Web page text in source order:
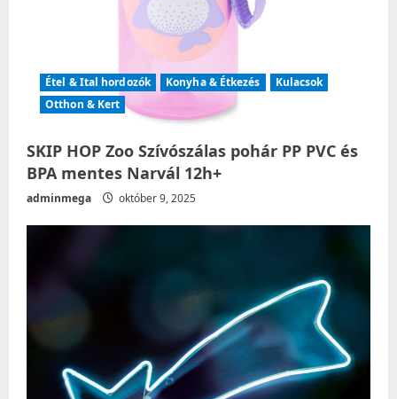
Étel & Ital hordozók Konyha & Étkezés
Kulacsok
Otthon & Kert
SKIP HOP Zoo Szívószálas pohár PP PVC és
BPA mentes Narvál 12h+
adminmega október 9, 2025